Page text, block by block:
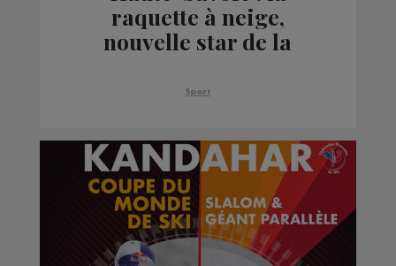
raquette à neige,
nouvelle star de la
Sport